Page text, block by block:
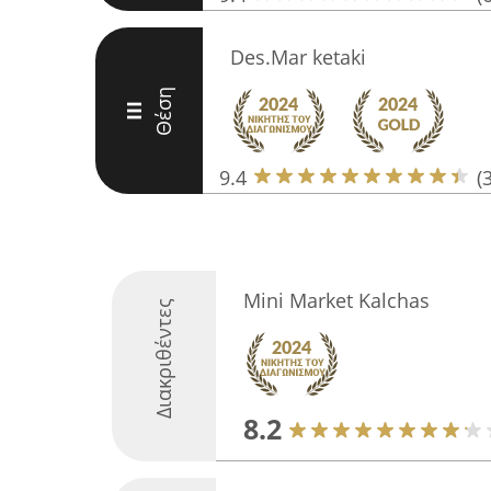
III Θέση
Des.Mar ketaki
9.4
Διακριθέντες Mini Market Kalchas
8.2